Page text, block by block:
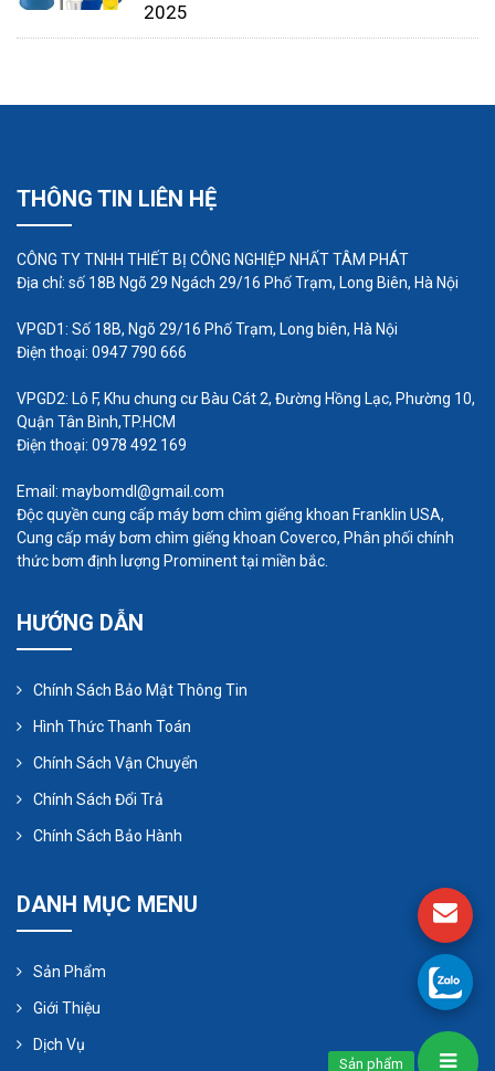
2025
THÔNG TIN LIÊN HỆ
CÔNG TY TNHH THIẾT BỊ CÔNG NGHIỆP NHẤT TÂM PHÁT
Địa chỉ: số 18B Ngõ 29 Ngách 29/16 Phố Trạm, Long Biên, Hà Nội
VPGD1: Số 18B, Ngõ 29/16 Phố Trạm, Long biên, Hà Nội
Điện thoại: 0947 790 666
VPGD2: Lô F, Khu chung cư Bàu Cát 2, Đường Hồng Lạc, Phường 10,
Quận Tân Bình,TP.HCM
Điện thoại: 0978 492 169
Email: maybomdl@gmail.com
Độc quyền cung cấp máy bơm chìm giếng khoan Franklin USA,
Cung cấp máy bơm chìm giếng khoan Coverco, Phân phối chính
thức bơm định lượng Prominent tại miền bắc.
HƯỚNG DẪN
Chính Sách Bảo Mật Thông Tin
Hình Thức Thanh Toán
Chính Sách Vận Chuyển
Chính Sách Đổi Trả
Chính Sách Bảo Hành
DANH MỤC MENU
Sản Phẩm
Giới Thiệu
Dịch Vụ
Sản phẩm